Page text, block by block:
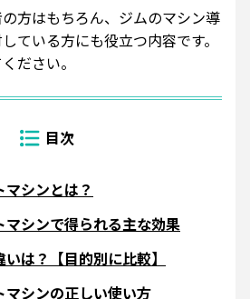
方はもちろん、ジムのマシン導
ている方にも役立つ内容です。
ださい。
シンとは？
マシンで得られる主な効果
は？【目的別に比較】
マシンの正しい使い方